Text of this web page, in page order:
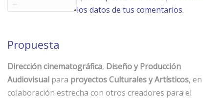
los datos de tus comentarios.
Propuesta
Dirección cinematográfica, Diseño y Producción
Audiovisual para proyectos Culturales y Artísticos, en
colaboración estrecha con otros creadores para el